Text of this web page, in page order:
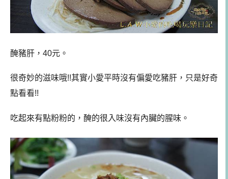
醃豬肝，40元。
很奇妙的滋味哦!!其實小愛平時沒有偏愛吃豬肝，只是好奇
點看看!!
吃起來有點粉粉的，醃的很入味沒有內臟的腥味。